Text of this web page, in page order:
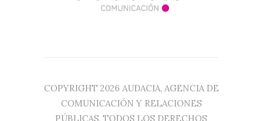
COPYRIGHT 2026 AUDACIA, AGENCIA DE
COMUNICACIÓN Y RELACIONES
PÚBLICAS, TODOS LOS DERECHOS